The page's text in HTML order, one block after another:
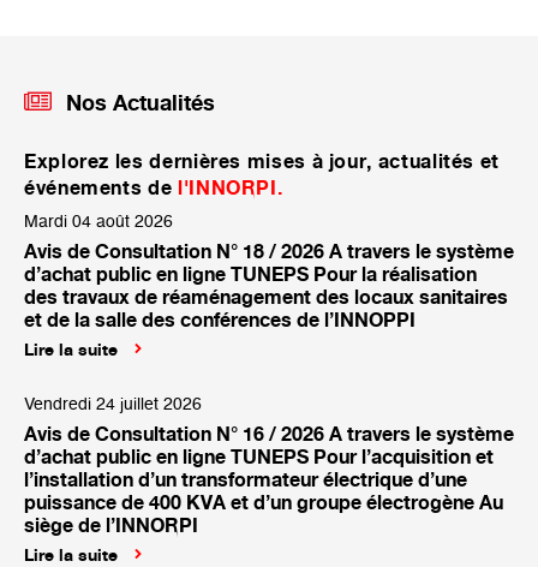
Nos Actualités
Explorez les dernières mises à jour, actualités et
événements de l'INNORPI.
Mardi 04 août 2026
Avis de Consultation N° 18 / 2026 A travers le système
d’achat public en ligne TUNEPS Pour la réalisation
des travaux de réaménagement des locaux sanitaires
et de la salle des conférences de l’INNOPPI
Lire la suite
Vendredi 24 juillet 2026
Avis de Consultation N° 16 / 2026 A travers le système
d’achat public en ligne TUNEPS Pour l’acquisition et
l’installation d’un transformateur électrique d’une
puissance de 400 KVA et d’un groupe électrogène Au
siège de l’INNORPI
Lire la suite